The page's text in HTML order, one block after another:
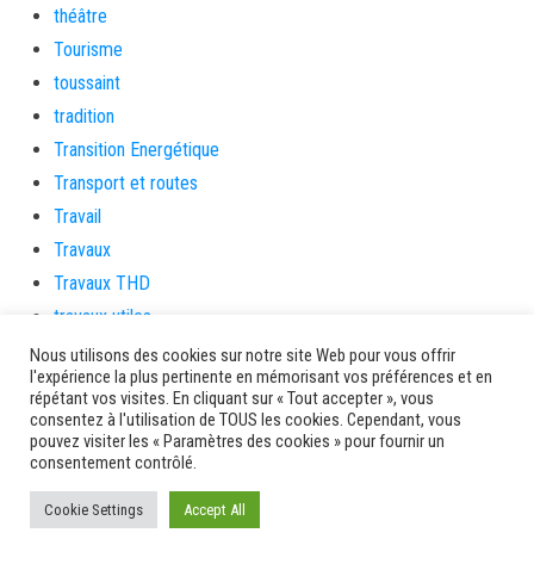
théâtre
Tourisme
toussaint
tradition
Transition Energétique
Transport et routes
Travail
Travaux
Travaux THD
travaux utiles
TSUNAMI
TZCLD
uncategorized
Venir en Martinique
vidététladjéko
Nous utilisons des cookies sur notre site Web pour vous offrir
l'expérience la plus pertinente en mémorisant vos préférences et en
répétant vos visites. En cliquant sur « Tout accepter », vous
consentez à l'utilisation de TOUS les cookies. Cependant, vous
pouvez visiter les « Paramètres des cookies » pour fournir un
consentement contrôlé.
Cookie Settings Accept All